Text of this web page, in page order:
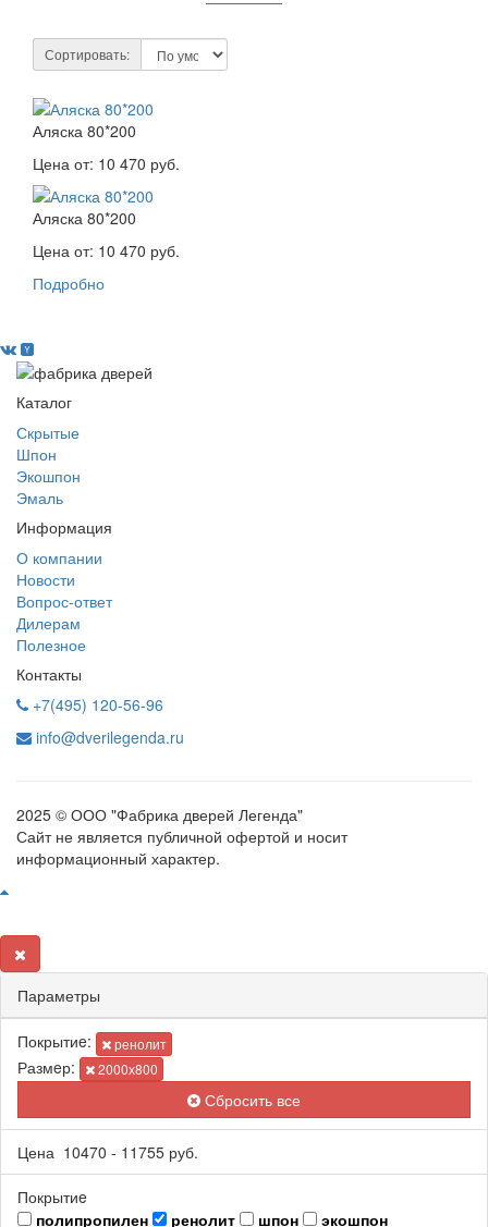
Сортировать:
Аляска 80*200
Цена от: 10 470 руб.
Аляска 80*200
Цена от: 10 470 руб.
Подробно
Каталог
Скрытые
Шпон
Экошпон
Эмаль
Информация
О компании
Новости
Вопрос-ответ
Дилерам
Полезное
Контакты
+7(495) 120-56-96
info@dverilegenda.ru
2025 © ООО "Фабрика дверей Легенда"
Сайт не является публичной офертой и носит
информационный характер.
Параметры
Покрытиe: ренолит
Размeр: 2000х800
Сбросить все
Цена 10470 - 11755 руб.
Покрытиe
полипропилен
ренолит шпон экошпон